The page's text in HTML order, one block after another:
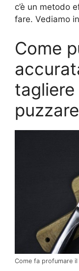
c’è un metodo
fare. Vediamo
Come
puzzare
Come fa profumare